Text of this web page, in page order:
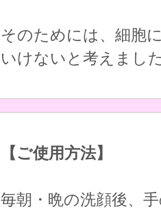
そのためには、細胞
いけないと考えまし
【ご使用方法】
毎朝・晩の洗顔後、